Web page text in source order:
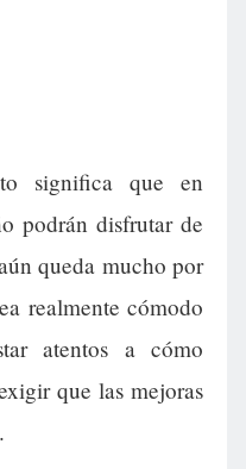
significa que en
podrán disfrutar de
queda mucho por
realmente cómodo
atentos a cómo
que las mejoras